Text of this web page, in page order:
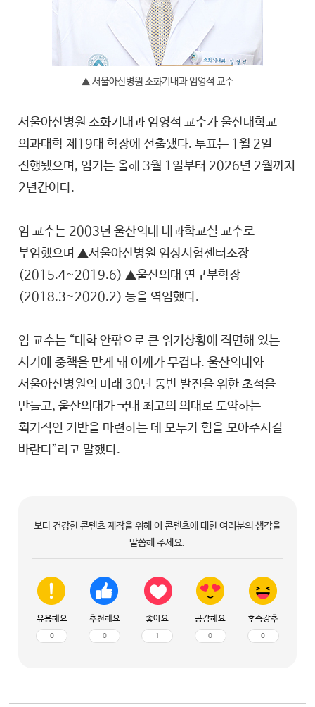
▲ 서울아산병원 소화기내과 임영석 교수
서울아산병원 소화기내과 임영석 교수가 울산대학교
의과대학 제19대 학장에 선출됐다. 투표는 1월 2일
진행됐으며, 임기는 올해 3월 1일부터 2026년 2월까지
2년간이다.
임 교수는 2003년 울산의대 내과학교실 교수로
부임했으며 ▲서울아산병원 임상시험센터소장
(2015.4~2019.6) ▲울산의대 연구부학장
(2018.3~2020.2) 등을 역임했다.
임 교수는 “대학 안팎으로 큰 위기상황에 직면해 있는
시기에 중책을 맡게 돼 어깨가 무겁다. 울산의대와
서울아산병원의 미래 30년 동반 발전을 위한 초석을
만들고, 울산의대가 국내 최고의 의대로 도약하는
획기적인 기반을 마련하는 데 모두가 힘을 모아주시길
바란다”라고 말했다.
보다 건강한 콘텐츠 제작을 위해 이 콘텐츠에 대한 여러분의 생각을
말씀해 주세요.
유용해요
0
추천해요
0
좋아요
1
공감해요
0
후속강추
0